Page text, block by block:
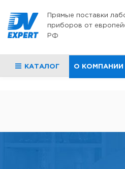
Прямые поставки
приборов от
РФ
КАТАЛОГ О КОМПАНИИ